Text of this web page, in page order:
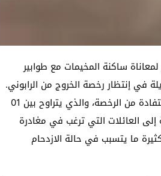
ساكنة المخيمات مع طوابير
في إنتظار رخصة الخروج من الرابوني.
وتحدث أحد النشطاء بشكل غاضب حول قرار قيادة الرابوني ضرورة دفع ثمن للاستفادة من الرخصة، والذي يتراوح بين 01
إلى العائلات التي ترغب في مغادرة
ما يتسبب في حالة الازدحام